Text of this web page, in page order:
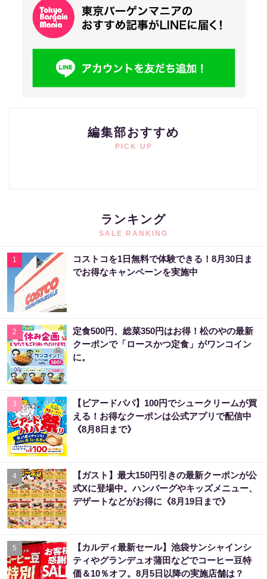
編集部おすすめ
PICK UP
ランキング
SALE RANKING
1
コストコを1日無料で体験できる！8月30日ま
でお得なキャンペーンを実施中
2
定食500円、総菜350円はお得！松のやの最新
クーポンで「ロースかつ定食」がワンコイン
に。
3
【ビアードパパ】100円でシュークリームが買
える！お得なクーポンは公式アプリで配信中
《8月8日まで》
4
【ガスト】最大150円引きの最新クーポンが公
式Xに登場中。ハンバーグやキッズメニュー、
デザートなどがお得に《8月19日まで》
5
【カルディ最新セール】池袋サンシャインシ
ティやグランデュオ蒲田などでコーヒー豆特
価＆10％オフ。8月5日以降の実施店舗は？